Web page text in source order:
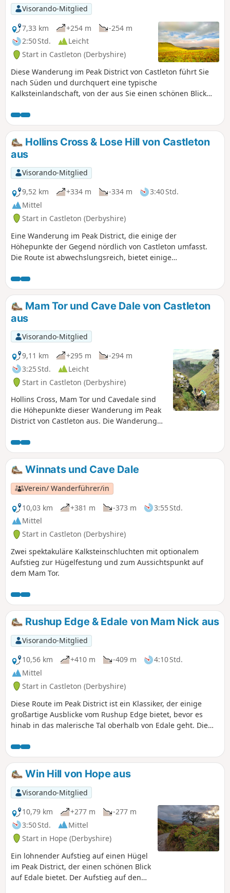
Visorando-Mitglied
7,33 km
+254 m
-254 m
2:50 Std.
Leicht
Start in Castleton (Derbyshire)
Diese Wanderung im Peak District von Castleton führt Sie
nach Süden und durchquert eine typische
Kalksteinlandschaft, von der aus Sie einen schönen Blick
können. Sie wandern durch Cave Dale und steigen auch
durch den spektakulären Winnats Pass hinab.
Hollins Cross & Lose Hill von Castleton
aus
Visorando-Mitglied
9,52 km
+334 m -334 m
3:40 Std.
Mittel
Start in Castleton (Derbyshire)
Eine Wanderung im Peak District, die einige der
Höhepunkte der Gegend nördlich von Castleton umfasst.
Die Route ist abwechslungsreich, bietet einige
begehen.
Mam Tor und Cave Dale von Castleton
aus
Visorando-Mitglied
9,11 km
+295 m
-294 m
3:25 Std.
Leicht
Start in Castleton (Derbyshire)
Hollins Cross, Mam Tor und Cavedale sind
die Höhepunkte dieser Wanderung im Peak
District von Castleton aus. Die Wanderung
Peak als auch des White Peak und folgt im
Allgemeinen gut markierten Wanderwegen.
Winnats und Cave Dale
Verein/ Wanderführer/in
10,03 km
+381 m -373 m
3:55 Std.
Mittel
Start in Castleton (Derbyshire)
Zwei spektakuläre Kalksteinschluchten mit optionalem
Aufstieg zur Hügelfestung und zum Aussichtspunkt auf
dem Mam Tor.
Rushup Edge & Edale von Mam Nick aus
Visorando-Mitglied
10,56 km
+410 m -409 m
4:10 Std.
Mittel
Start in Castleton (Derbyshire)
Diese Route im Peak District ist ein Klassiker, der einige
großartige Ausblicke vom Rushup Edge bietet, bevor es
hinab in das malerische Tal oberhalb von Edale geht. Die
der Regel viele Menschen diese Wanderung.
Win Hill von Hope aus
Visorando-Mitglied
10,79 km
+277 m
-277 m
3:50 Std.
Mittel
Start in Hope (Derbyshire)
Ein lohnender Aufstieg auf einen Hügel
im Peak District, der einen schönen Blick
auf Edale bietet. Der Aufstieg auf den